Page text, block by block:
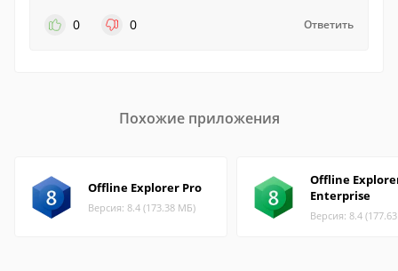
0
0 Ответить
Похожие приложения
Offline Explorer Pro
Версия: 8.4 (173.38 МБ)
Offline
Enterprise
Версия: 8.4